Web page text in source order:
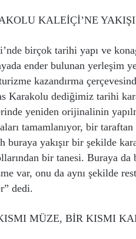
KALEİÇİ’NE
birçok tarihi yapı ve
ender bulunan yerleşim
kazandırma
Karakolu dediğimiz tarihi
yeniden orijinalinin
tamamlanıyor, bir
buraya yakışır bir şekilde
bir tanesi. Buraya da
var, onu da aynı şekilde
dedi.
MÜZE, BİR KISMI